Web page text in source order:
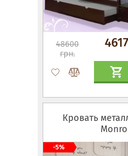
48600
грн.
Кровать
Monro
-5%